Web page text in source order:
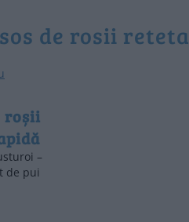
de rosii reteta
roșii
–
de pui